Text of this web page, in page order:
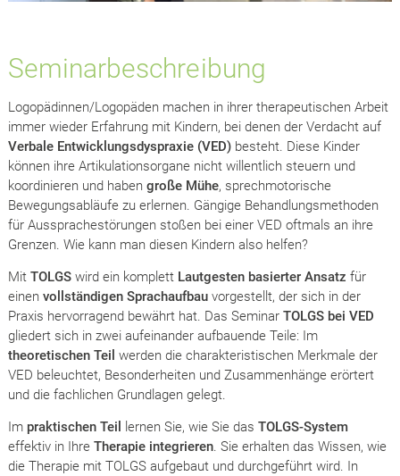
Seminarbeschreibung
Logopädinnen/Logopäden machen in ihrer therapeutischen Arbeit
immer wieder Erfahrung mit Kindern, bei denen der Verdacht auf
Verbale Entwicklungsdyspraxie (VED)besteht. Diese Kinder
können ihre Artikulationsorgane nicht willentlich steuern und
koordinieren und haben große Mühe, sprechmotorische
Bewegungsabläufe zu erlernen. Gängige Behandlungsmethoden
für Aussprachestörungen stoßen bei einer VED oftmals an ihre
Grenzen. Wie kann man diesen Kindern also helfen?
Mit TOLGSwird ein komplett Lautgesten basierter Ansatz für
einen vollständigen Sprachaufbauvorgestellt, der sich in der
Praxis hervorragend bewährt hat. Das Seminar TOLGS bei VED
gliedert sich in zwei aufeinander aufbauende Teile: Im
theoretischen Teil werden die charakteristischen Merkmale der
VED beleuchtet, Besonderheiten und Zusammenhänge erörtert
und die fachlichen Grundlagen gelegt.
Im praktischen Teil lernen Sie, wie Sie das TOLGS-System
effektiv in Ihre Therapie integrieren. Sie erhalten das Wissen, wie
die Therapie mit TOLGS aufgebaut und durchgeführt wird. In